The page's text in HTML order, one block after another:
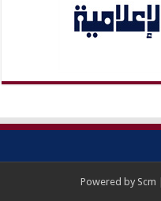
Powered by Scm